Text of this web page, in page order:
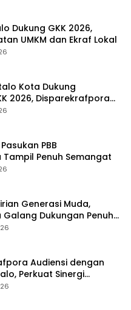
Dukung GKK 2026,
UMKM dan Ekraf Lokal
Kota Dukung
2026, Disparekrafpora
Sektor
PBB
Penuh Semangat
Generasi Muda,
Dukungan Penuh
Audiensi dengan
Perkuat Sinergi
Karnaval Karawo